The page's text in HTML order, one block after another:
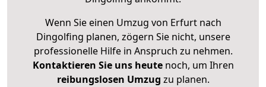
Wenn Sie einen Umzug von Erfurt nach
Dingolfing planen, zögern Sie nicht, unsere
professionelle Hilfe in Anspruch zu nehmen.
Kontaktieren Sie uns heutenoch, um Ihren
reibungslosen Umzug zu planen.